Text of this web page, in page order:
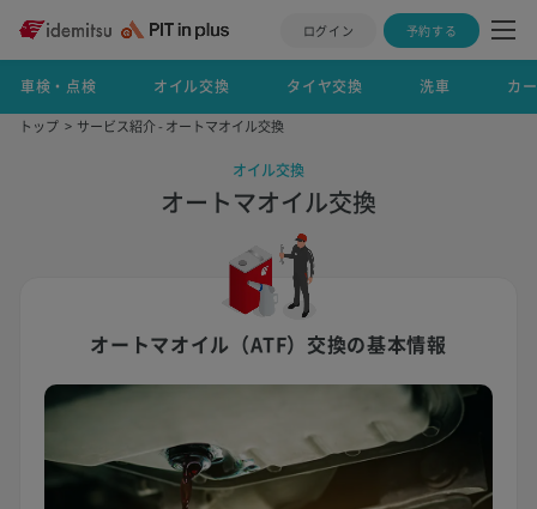
ログイン 予約する
車検・点検 オイル交換 タイヤ交換 洗車 カ
トップ サービス紹介 - オートマオイル交換
オイル交換
オートマオイル交換
オートマオイル（ATF）交換の基本情報